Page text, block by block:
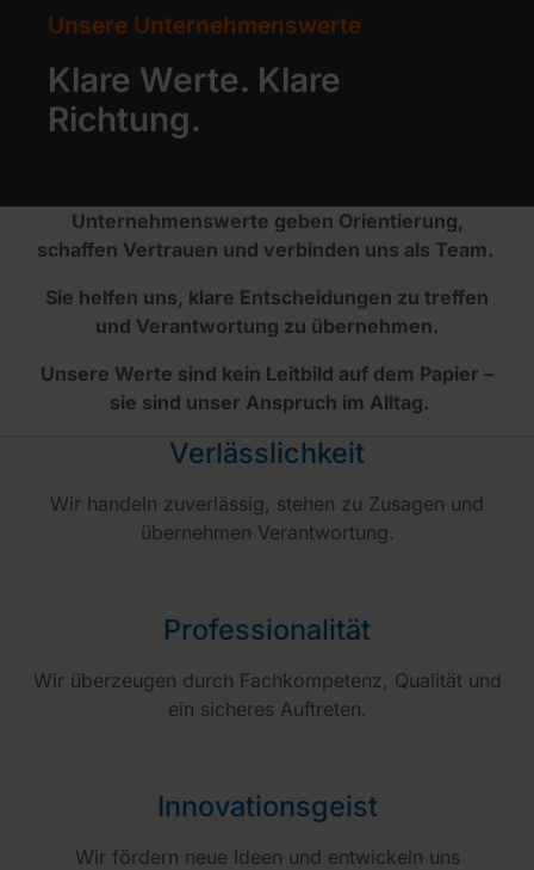
Unsere Unternehmenswerte
Klare Werte. Klare
Richtung.
Unternehmenswerte geben Orientierung,
schaffen Vertrauen und verbinden uns als Team.
Sie helfen uns, klare Entscheidungen zu treffen
und Verantwortung zu übernehmen.
Unsere Werte sind kein Leitbild auf dem Papier –
sie sind unser Anspruch im Alltag.
Verlässlichkeit
Wir handeln zuverlässig, stehen zu Zusagen und
übernehmen Verantwortung.
Professionalität
Wir überzeugen durch Fachkompetenz, Qualität und
ein sicheres Auftreten.
Innovationsgeist
Wir fördern neue Ideen und entwickeln uns